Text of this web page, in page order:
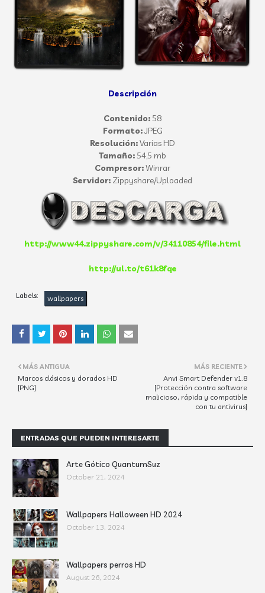
Descripción
Contenido: 58
Formato:JPEG
Resolución:Varias HD
Tamaño: 54,5 mb
Compresor:Winrar
Servidor: Zippyshare/Uploaded
http://www44.zippyshare.com/v/34110854/file.html
http://ul.to/t61k8fqe
Labels: wallpapers
MÁS RECIENTE
Anvi Smart Defender v1.8
[Protección contra software
malicioso, rápida y compatible
con tu antivirus]
MÁS ANTIGUA
Marcos clásicos y dorados HD
[PNG]
ENTRADAS QUE PUEDEN INTERESARTE
Arte Gótico QuantumSuz
October 21, 2024
Wallpapers Halloween HD 2024
October 13, 2024
Wallpapers perros HD
August 26, 2024